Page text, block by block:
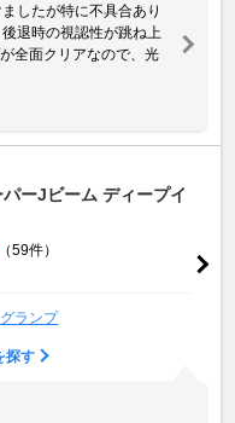
したが特に不具合あり
退時の視認性が跳ね上
全面クリアなので、光
ーJビーム ディープイ
（59件）
ランプ
探す